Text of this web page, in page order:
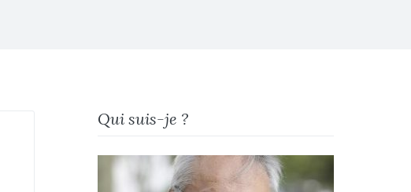
Qui suis-je ?